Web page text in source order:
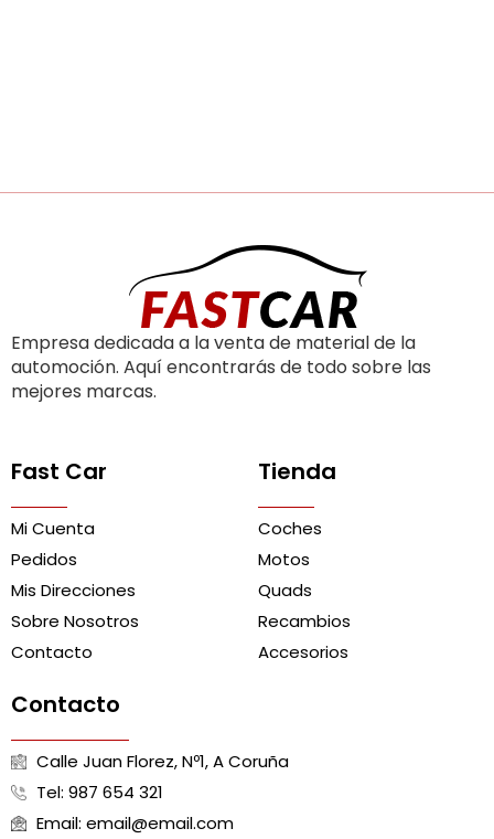
Empresa dedicada a la venta de material de la
automoción. Aquí encontrarás de todo sobre las
mejores marcas.
Fast Car
Mi Cuenta
Pedidos
Mis Direcciones
Sobre Nosotros
Contacto
Tienda
Coches
Motos
Quads
Recambios
Accesorios
Contacto
Calle Juan Florez, Nº1, A Coruña
Tel: 987 654 321
Email: email@email.com